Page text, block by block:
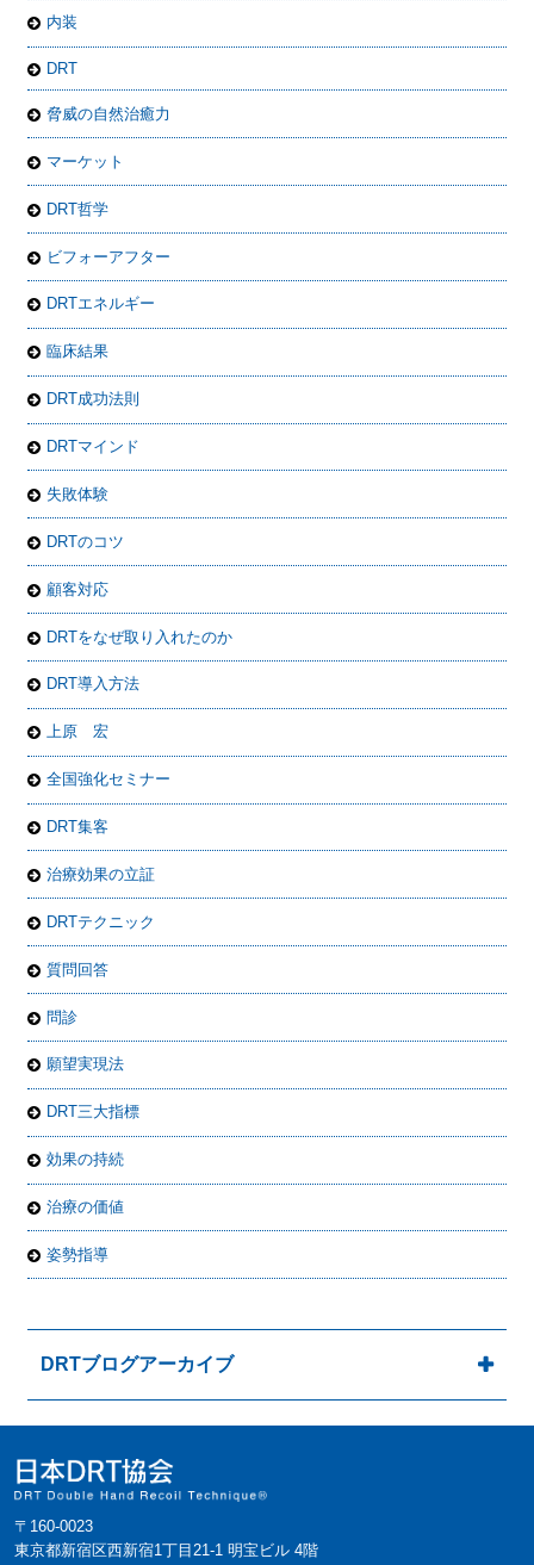
内装
DRT
脅威の自然治癒力
マーケット
DRT哲学
ビフォーアフター
DRTエネルギー
臨床結果
DRT成功法則
DRTマインド
失敗体験
DRTのコツ
顧客対応
DRTをなぜ取り入れたのか
DRT導入方法
上原 宏
全国強化セミナー
DRT集客
治療効果の立証
DRTテクニック
質問回答
問診
願望実現法
DRT三大指標
効果の持続
治療の価値
姿勢指導
DRTブログアーカイブ
〒160-0023
東京都新宿区西新宿1丁目21-1 明宝ビル 4階